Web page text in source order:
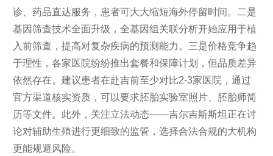
诊、药品直达服务，患者可大大缩短海外停留时间。二是
基因筛查技术全面升级，全基因组关联分析开始应用于植
入前筛查，提高对复杂疾病的预测能力。三是价格竞争趋
于理性，各家医院纷纷推出套餐和保障计划，但品质差异
依然存在。建议患者在赴吉前至少对比2-3家医院，通过
官方渠道核实资质，可以要求胚胎实验室照片、胚胎师简
历等文件。此外，关注立法动态——吉尔吉斯斯坦正在讨
论对辅助生殖进行更细致的监管，选择合法合规的大机构
更能规避风险。